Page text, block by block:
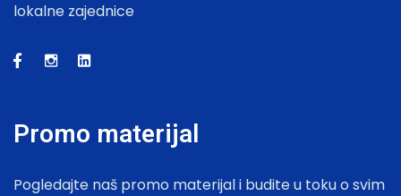
lokalne zajednice
Promo materijal
Pogledajte naš promo materijal i budite u toku o svim